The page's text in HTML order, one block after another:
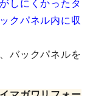
しにくかったタ
クパネル内に収
バックパネルを